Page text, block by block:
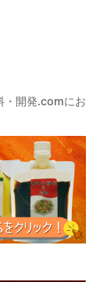
・開発.comにお